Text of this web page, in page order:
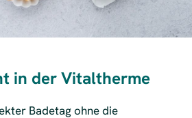
in der Vitaltherme
Badetag ohne die